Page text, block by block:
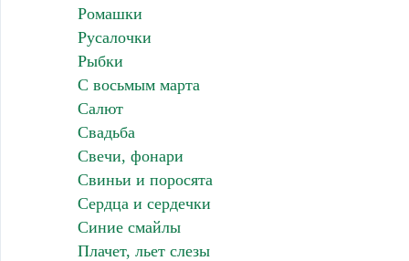
Ромашки
Русалочки
Рыбки
С восьмым марта
Салют
Свадьба
Свечи, фонари
Свиньи и поросята
Сердца и сердечки
Синие смайлы
Плачет, льет слезы